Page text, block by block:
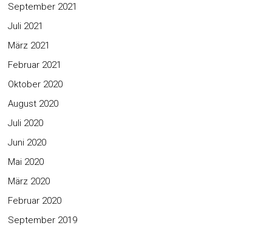
September 2021
Juli 2021
März 2021
Februar 2021
Oktober 2020
August 2020
Juli 2020
Juni 2020
Mai 2020
März 2020
Februar 2020
September 2019